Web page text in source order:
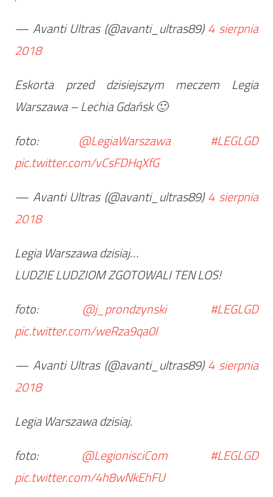
— Avanti Ultras (@avanti_ultras89)4 sierpnia
2018
Eskorta przed dzisiejszym meczem Legia
Warszawa – Lechia Gdańsk 🙂
foto: @LegiaWarszawa
#LEGLGD
pic.twitter.com/vCsFDHqXfG
— Avanti Ultras (@avanti_ultras89)4 sierpnia
2018
Legia Warszawa dzisiaj…
LUDZIE LUDZIOM ZGOTOWALI TEN LOS!
foto: @j_prondzynski
#LEGLGD
pic.twitter.com/weRza9qa0l
— Avanti Ultras (@avanti_ultras89)4 sierpnia
2018
Legia Warszawa dzisiaj.
foto: @LegionisciCom
#LEGLGD
pic.twitter.com/4h8wNkEhFU